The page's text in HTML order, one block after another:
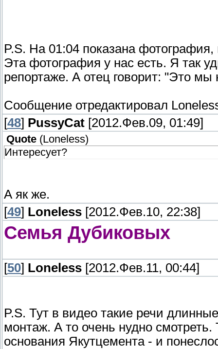
P.S. На 01:04 показана
Эта фотография у нас есть. Я так
репортаже. А отец говорит: "Это мы
Сообщение отредактировал
[48] PussyCat [2012.Фев.09, 01:49]
Quote (Loneless)
Интересует?
А як же.
[49] Loneless [2012.Фев.10, 22:38]
Семья Дубиковых
[50] Loneless [2012.Фев.11, 00:44]
P.S. Тут в видео такие речи
монтаж. А то очень нудно
основания Якутцемента - и